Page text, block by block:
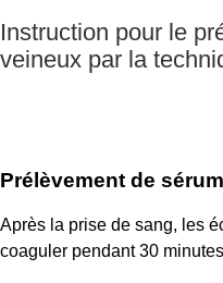
Instruction pour le
veineux par la
Prélèvement de sérum
Après la prise de sang, les
coaguler pendant 30